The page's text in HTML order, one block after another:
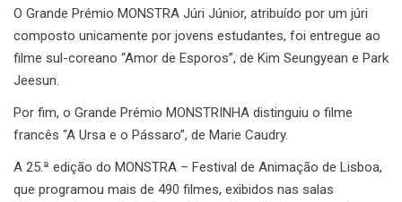
O Grande Prémio MONSTRA Júri Júnior, atribuído por um júri
composto unicamente por jovens estudantes, foi entregue ao
filme sul-coreano “Amor de Esporos”, de Kim Seungyean e Park
Jeesun.
Por fim, o Grande Prémio MONSTRINHA distinguiu o filme
francês “A Ursa e o Pássaro”, de Marie Caudry.
A 25.ª edição do MONSTRA – Festival de Animação de Lisboa,
que programou mais de 490 filmes, exibidos nas salas